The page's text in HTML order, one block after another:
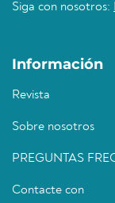
Siga con nosotros:
Información
Revista
Sobre nosotros
PREGUNTAS
Contacte con